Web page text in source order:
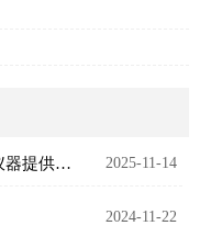
隧道运营需控光亮度？这台检测仪器提供精准依据 2025-11-14
2024-11-22